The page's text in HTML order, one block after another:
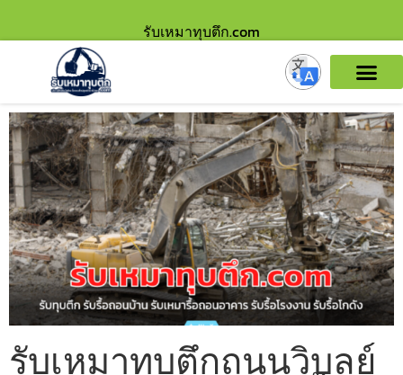
รับเหมาทุบตึก.com
รับเหมาทุบตึกถนนวิบูลย์